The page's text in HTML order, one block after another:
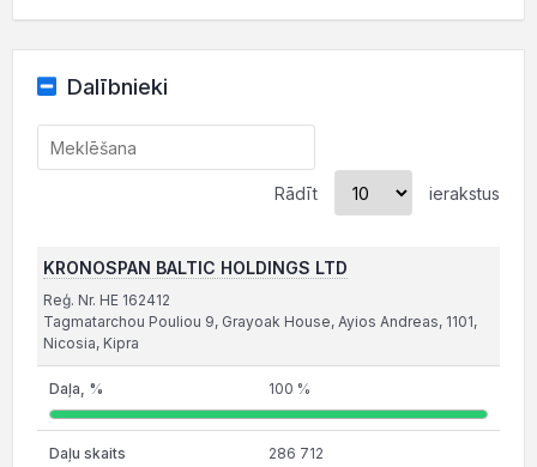
Dalībnieki
Rādīt ierakstus
KRONOSPAN BALTIC HOLDINGS LTD
Reģ. Nr. HE 162412
Tagmatarchou Pouliou 9, Grayoak House, Ayios Andreas, 1101,
Nicosia, Kipra
100 %
286 712